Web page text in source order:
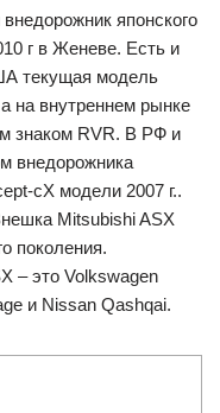
японского
г в Женеве. Есть и
текущая модель
на внутреннем рынке
знаком RVR. В РФ и
внедорожника
cX модели 2007 г..
Mitsubishi ASX
поколения.
– это Volkswagen
и Nissan Qashqai.